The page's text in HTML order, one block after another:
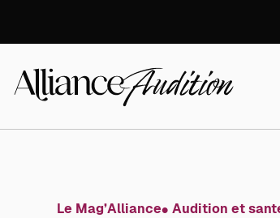
Audition
Le Mag’Alliance Audition et